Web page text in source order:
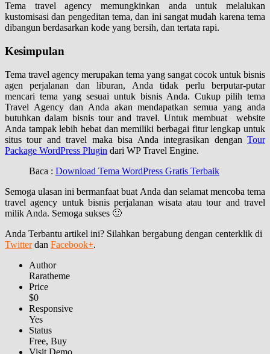
Tema travel agency memungkinkan anda untuk melalukan
kustomisasi dan pengeditan tema, dan ini sangat mudah karena tema
dibangun berdasarkan kode yang bersih, dan tertata rapi.
Kesimpulan
Tema travel agency merupakan tema yang sangat cocok untuk bisnis
agen perjalanan dan liburan, Anda tidak perlu berputar-putar
mencari tema yang sesuai untuk bisnis Anda. Cukup pilih tema
Travel Agency dan Anda akan mendapatkan semua yang anda
butuhkan dalam bisnis tour and travel. Untuk membuat website
Anda tampak lebih hebat dan memiliki berbagai fitur lengkap untuk
situs tour and travel maka bisa Anda integrasikan dengan Tour
Package WordPress Plugin dari WP Travel Engine.
Baca : Download Tema WordPress Gratis Terbaik
Semoga ulasan ini bermanfaat buat Anda dan selamat mencoba tema
travel agency untuk bisnis perjalanan wisata atau tour and travel
milik Anda. Semoga sukses 🙂
Anda Terbantu artikel ini? Silahkan bergabung dengan centerklik di
Twitterdan Facebook+.
Author
Raratheme
Price
$0
Responsive
Yes
Status
Free, Buy
Visit Demo